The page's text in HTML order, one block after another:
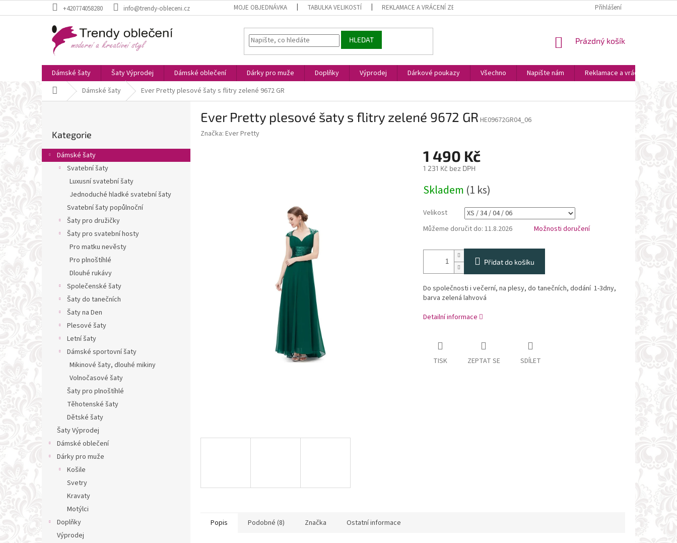
na
+420774058280 info@trendy-obleceni.cz MOJE OBJEDNÁVKA TABULKA VELIKOSTÍ REKLAMACE A VRÁCENÍ ZBOŽÍ OSOBNÍ VYZVEDNUTÍ
Přihlášení
HLEDAT
NÁKUPNÍ
Prázdný košík
Dámské šaty Šaty Výprodej Dámské oblečení Dárky pro muže Doplňky Výprodej Dárkové poukazy Všechno Napište nám
Reklamace a vrácení zboží
Domů Dámské šaty Ever Pretty plesové šaty s flitry zelené 9672 GR
r
a
kategorie
Kategorie
Dámské šaty
Svatební šaty
Luxusní svatební šaty
Jednoduché hladké svatební šaty
Svatební šaty popůlnoční
Šaty pro družičky
Šaty pro svatební hosty
Pro matku nevěsty
Pro plnoštíhlé
Dlouhé rukávy
Společenské šaty
Šaty do tanečních
Šaty na Den
Plesové šaty
Letní šaty
Dámské sportovní šaty
Mikinové šaty, dlouhé mikiny
Volnočasové šaty
Šaty pro plnoštíhlé
Těhotenské šaty
Dětské šaty
Šaty Výprodej
Dámské oblečení
Dárky pro muže
Košile
Svetry
Kravaty
Motýlci
Doplňky
Výprodej
Ever Pretty plesové šaty s flitry zelené 9672 GR HE09672GR04_06
Značka: Ever Pretty
1 490 Kč
1 231 Kč bez DPH
cena:
Skladem (1 ks)
Velikost
Můžeme doručit do: 11.8.2026 Možnosti doručení
Přidat do košíku
Do společnosti i večerní, na plesy, do tanečních, dodání 1-3dny,
barva zelená lahvová
Detailní informace
TISK ZEPTAT SE SDÍLET
Popis Podobné (8) Značka Ostatní informace